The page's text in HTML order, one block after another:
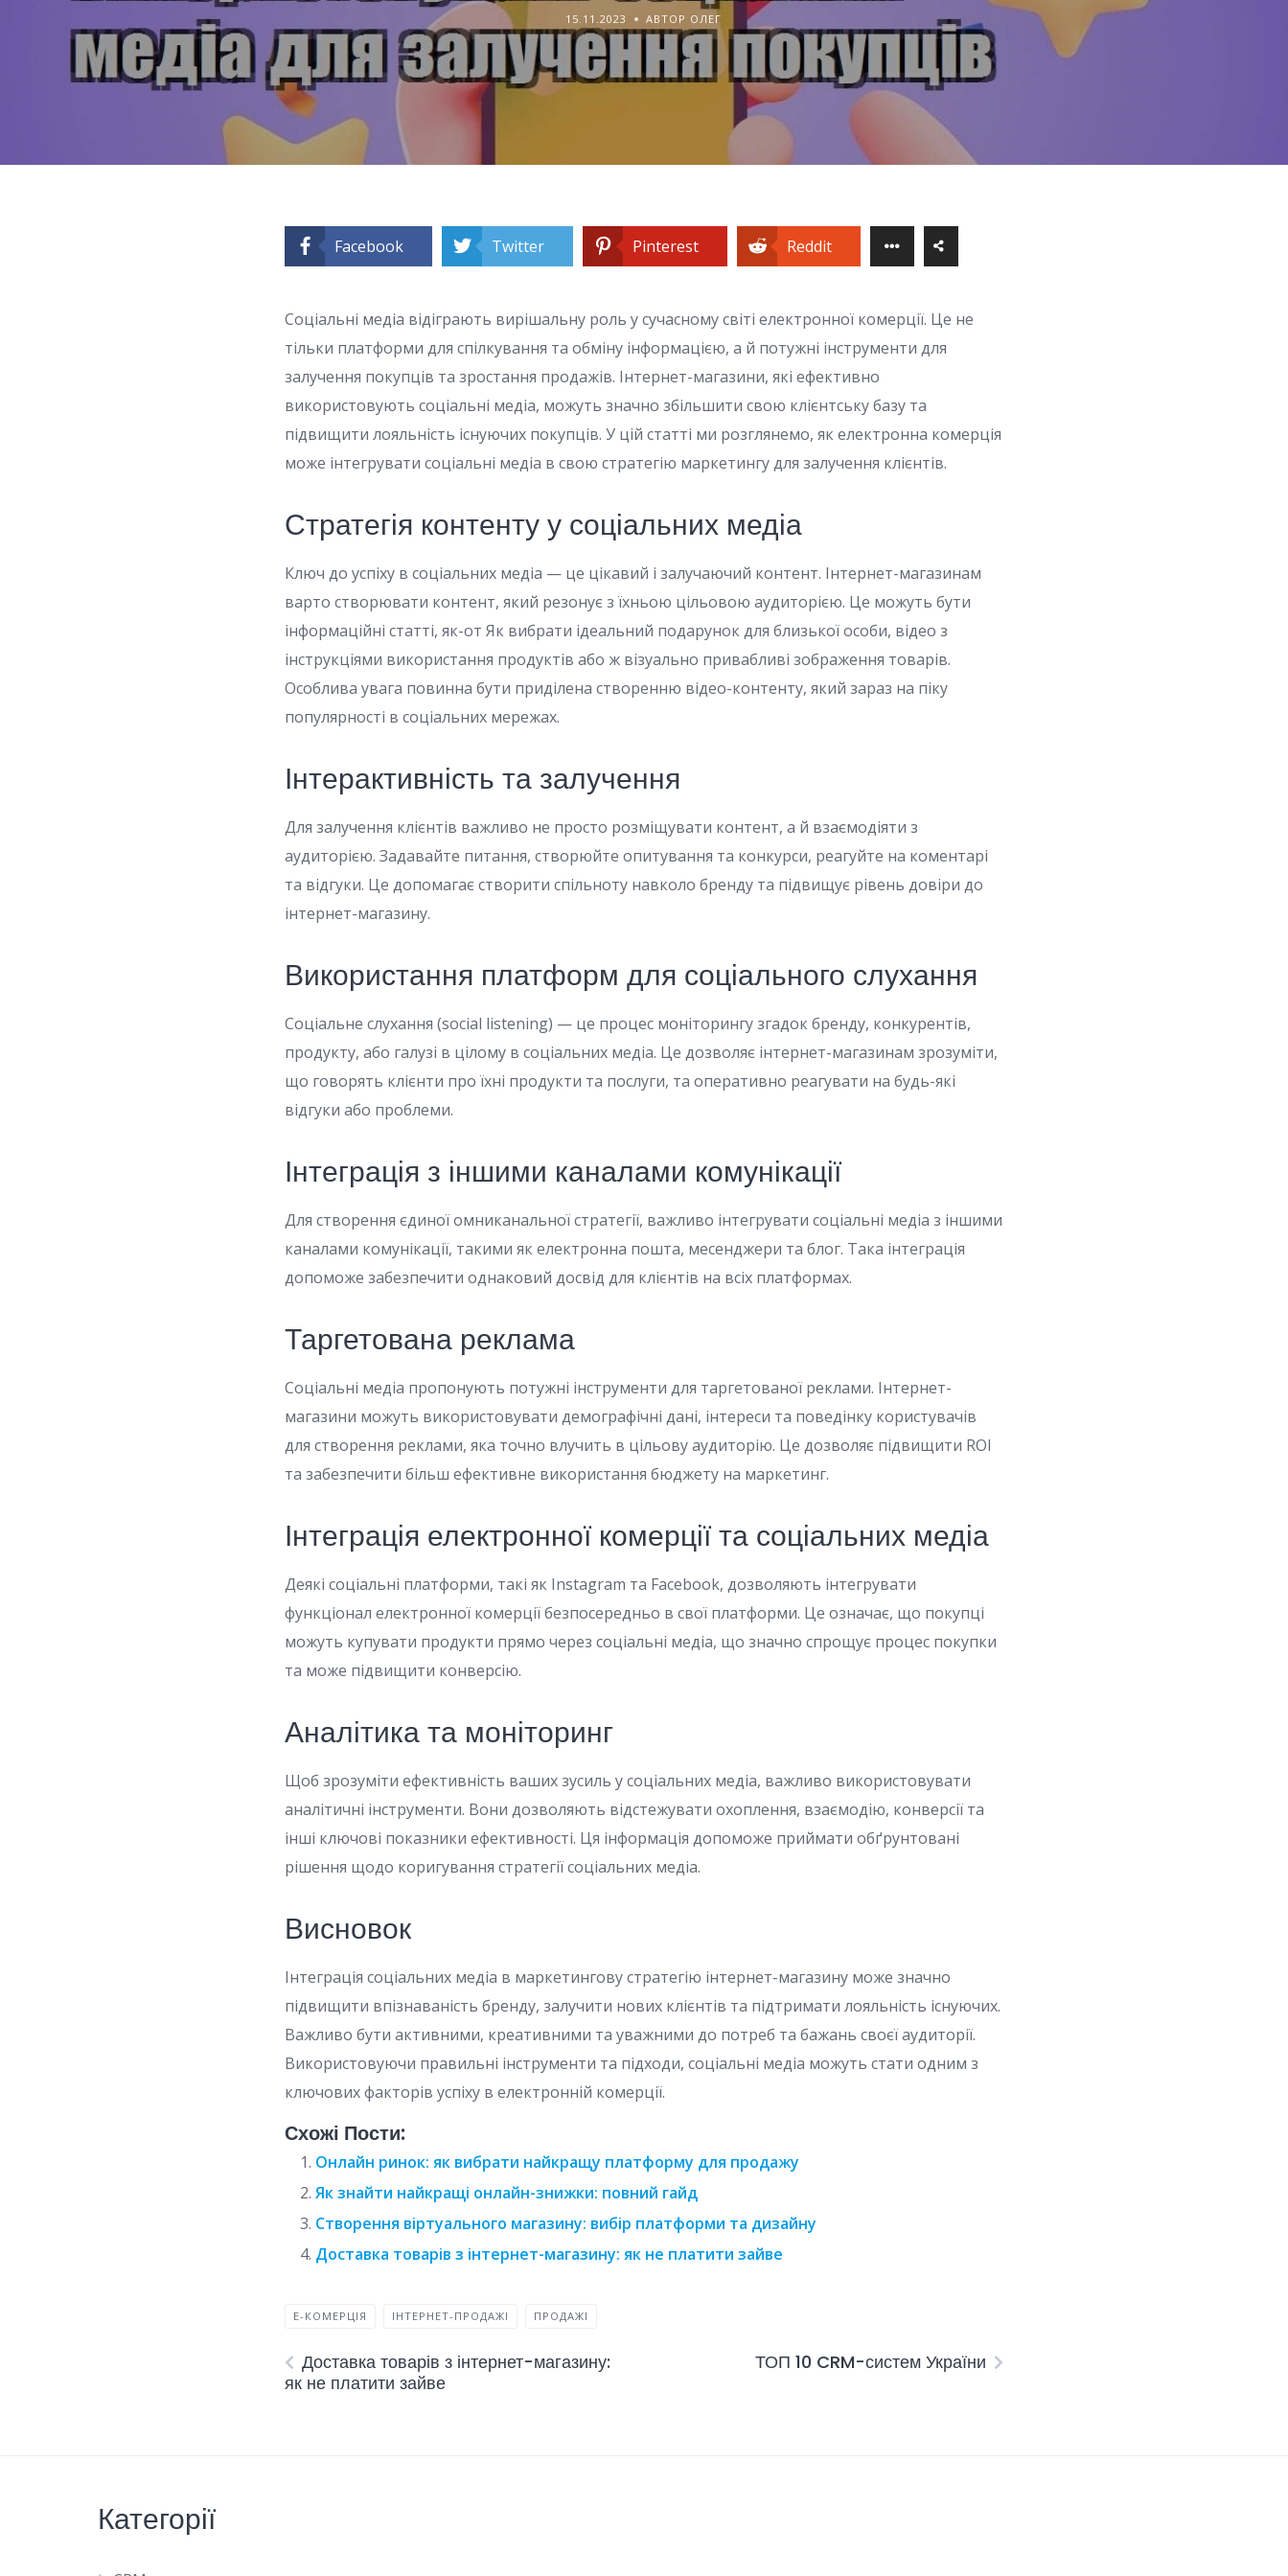
15.11.2023 АВТОР ОЛЕГ
Facebook Twitter Pinterest Reddit
Соціальні медіа відіграють вирішальну роль у сучасному світі електронної комерції. Це не
тільки платформи для спілкування та обміну інформацією, а й потужні інструменти для
залучення покупців та зростання продажів. Інтернет-магазини, які ефективно
використовують соціальні медіа, можуть значно збільшити свою клієнтську базу та
підвищити лояльність існуючих покупців. У цій статті ми розглянемо, як електронна комерція
може інтегрувати соціальні медіа в свою стратегію маркетингу для залучення клієнтів.
Стратегія контенту у соціальних медіа
Ключ до успіху в соціальних медіа — це цікавий і залучаючий контент. Інтернет-магазинам
варто створювати контент, який резонує з їхньою цільовою аудиторією. Це можуть бути
інформаційні статті, як-от Як вибрати ідеальний подарунок для близької особи, відео з
інструкціями використання продуктів або ж візуально привабливі зображення товарів.
Особлива увага повинна бути приділена створенню відео-контенту, який зараз на піку
популярності в соціальних мережах.
Інтерактивність та залучення
Для залучення клієнтів важливо не просто розміщувати контент, а й взаємодіяти з
аудиторією. Задавайте питання, створюйте опитування та конкурси, реагуйте на коментарі
та відгуки. Це допомагає створити спільноту навколо бренду та підвищує рівень довіри до
інтернет-магазину.
Використання платформ для соціального слухання
Соціальне слухання (social listening) — це процес моніторингу згадок бренду, конкурентів,
продукту, або галузі в цілому в соціальних медіа. Це дозволяє інтернет-магазинам зрозуміти,
що говорять клієнти про їхні продукти та послуги, та оперативно реагувати на будь-які
відгуки або проблеми.
Інтеграція з іншими каналами комунікації
Для створення єдиної омниканальної стратегії, важливо інтегрувати соціальні медіа з іншими
каналами комунікації, такими як електронна пошта, месенджери та блог. Така інтеграція
допоможе забезпечити однаковий досвід для клієнтів на всіх платформах.
Таргетована реклама
Соціальні медіа пропонують потужні інструменти для таргетованої реклами. Інтернет-
магазини можуть використовувати демографічні дані, інтереси та поведінку користувачів
для створення реклами, яка точно влучить в цільову аудиторію. Це дозволяє підвищити ROI
та забезпечити більш ефективне використання бюджету на маркетинг.
Інтеграція електронної комерції та соціальних медіа
Деякі соціальні платформи, такі як Instagram та Facebook, дозволяють інтегрувати
функціонал електронної комерції безпосередньо в свої платформи. Це означає, що покупці
можуть купувати продукти прямо через соціальні медіа, що значно спрощує процес покупки
та може підвищити конверсію.
Аналітика та моніторинг
Щоб зрозуміти ефективність ваших зусиль у соціальних медіа, важливо використовувати
аналітичні інструменти. Вони дозволяють відстежувати охоплення, взаємодію, конверсії та
інші ключові показники ефективності. Ця інформація допоможе приймати обґрунтовані
рішення щодо коригування стратегії соціальних медіа.
Висновок
Інтеграція соціальних медіа в маркетингову стратегію інтернет-магазину може значно
підвищити впізнаваність бренду, залучити нових клієнтів та підтримати лояльність існуючих.
Важливо бути активними, креативними та уважними до потреб та бажань своєї аудиторії.
Використовуючи правильні інструменти та підходи, соціальні медіа можуть стати одним з
ключових факторів успіху в електронній комерції.
Схожі Пости:
Онлайн ринок: як вибрати найкращу платформу для продажу
Як знайти найкращі онлайн-знижки: повний гайд
Створення віртуального магазину: вибір платформи та дизайну
Доставка товарів з інтернет-магазину: як не платити зайве
Е-КОМЕРЦІЯ ІНТЕРНЕТ-ПРОДАЖІ ПРОДАЖІ
Доставка товарів з інтернет-магазину:
як не платити зайве
ТОП 10 CRM-систем України
Категорії